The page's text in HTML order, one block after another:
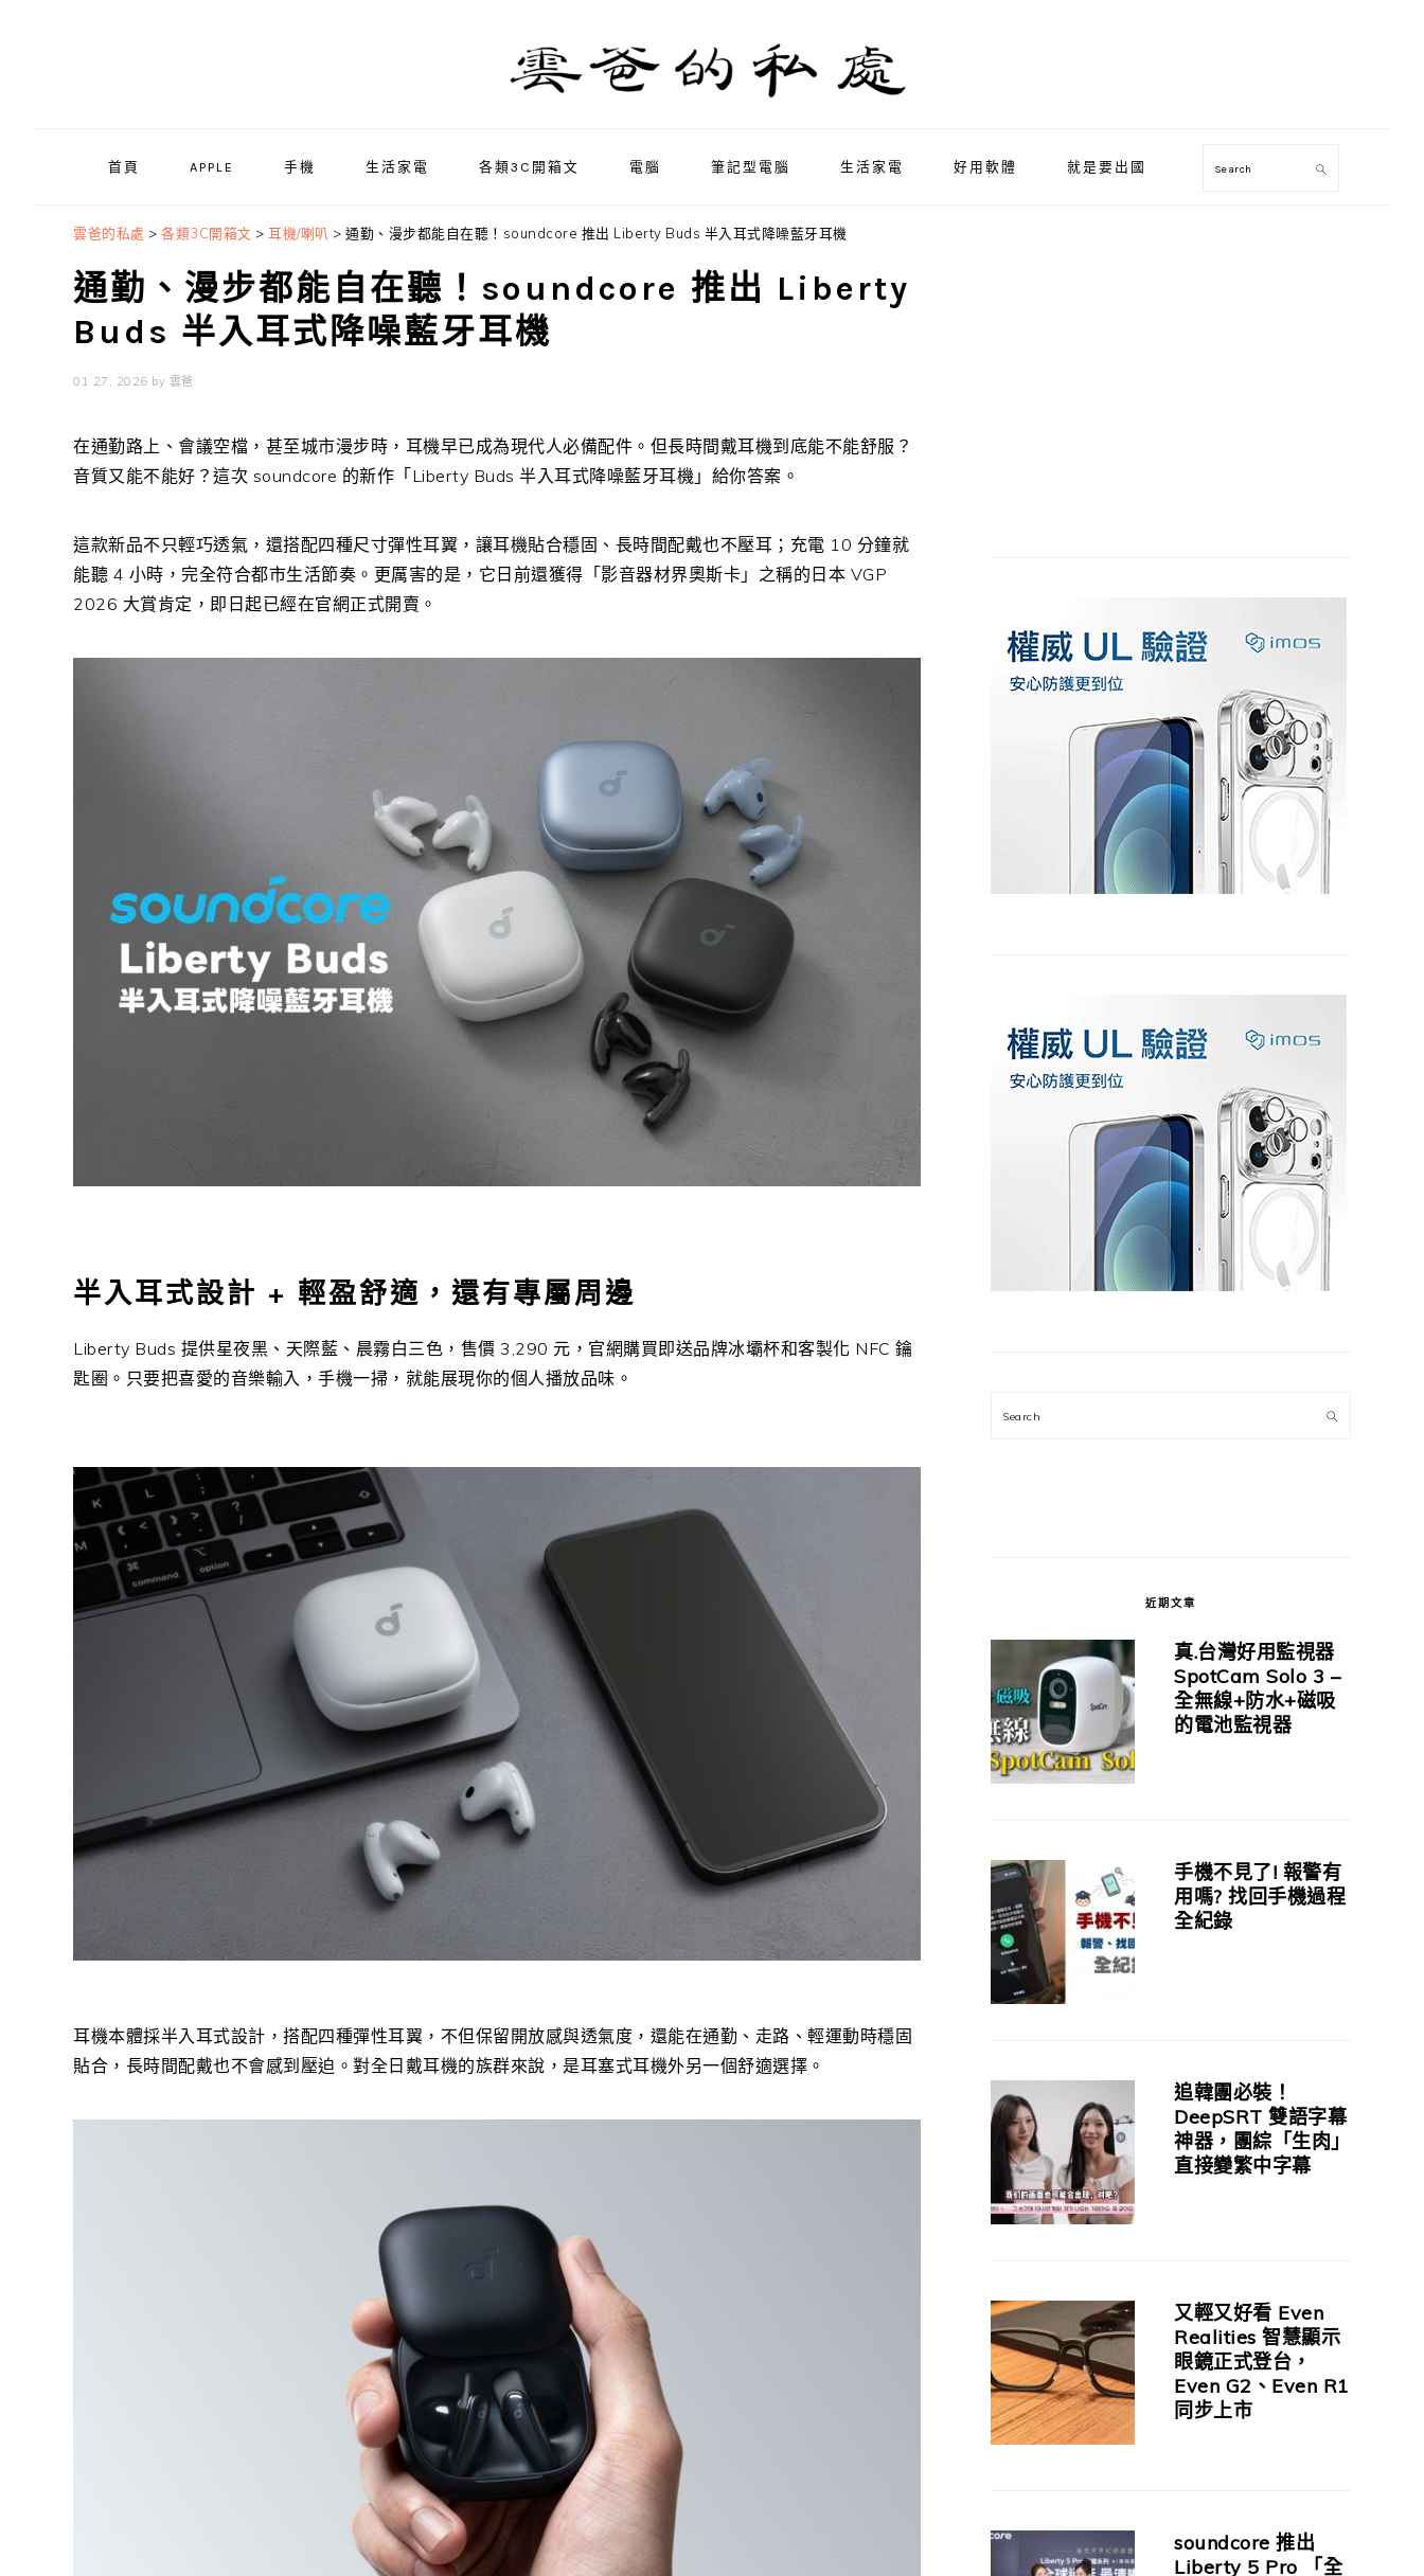
首頁 APPLE 手機 生活家電 各類3C開箱文 電腦 筆記型電腦 生活家電 好用軟體 就是要出國 Search
雲爸的私處 > 各類3C開箱文 > 耳機/喇叭 > 通勤、漫步都能自在聽！soundcore 推出 Liberty Buds 半入耳式降噪藍牙耳機
通勤、漫步都能自在聽！soundcore 推出 Liberty
Buds 半入耳式降噪藍牙耳機
01 27, 2026 by 雲爸
在通勤路上、會議空檔，甚至城市漫步時，耳機早已成為現代人必備配件。但長時間戴耳機到底能不能舒服？
音質又能不能好？這次 soundcore 的新作「Liberty Buds 半入耳式降噪藍牙耳機」給你答案。
這款新品不只輕巧透氣，還搭配四種尺寸彈性耳翼，讓耳機貼合穩固、長時間配戴也不壓耳；充電 10 分鐘就
能聽 4 小時，完全符合都市生活節奏。更厲害的是，它日前還獲得「影音器材界奧斯卡」之稱的日本 VGP
2026 大賞肯定，即日起已經在官網正式開賣。
半入耳式設計 + 輕盈舒適，還有專屬周邊
Liberty Buds 提供星夜黑、天際藍、晨霧白三色，售價 3,290 元，官網購買即送品牌冰壩杯和客製化 NFC 鑰
匙圈。只要把喜愛的音樂輸入，手機一掃，就能展現你的個人播放品味。
耳機本體採半入耳式設計，搭配四種彈性耳翼，不但保留開放感與透氣度，還能在通勤、走路、輕運動時穩固
貼合，長時間配戴也不會感到壓迫。對全日戴耳機的族群來說，是耳塞式耳機外另一個舒適選擇。
Search
近期文章
真.台灣好用監視器
SpotCam Solo 3 –
全無線+防水+磁吸
的電池監視器
手機不見了! 報警有
用嗎? 找回手機過程
全紀錄
追韓團必裝！
DeepSRT 雙語字幕
神器，團綜「生肉」
直接變繁中字幕
又輕又好看 Even
Realities 智慧顯示
眼鏡正式登台，
Even G2、Even R1
同步上市
soundcore 推出
Liberty 5 Pro 「全